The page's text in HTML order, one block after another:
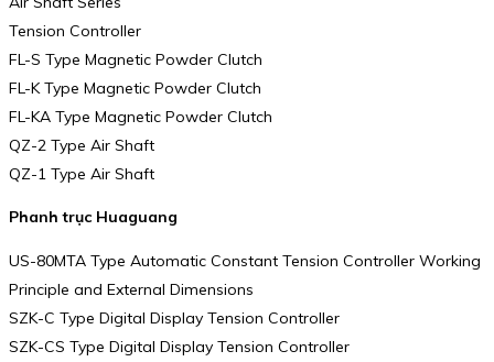
Tension Controller
FL-S Type Magnetic Powder Clutch
FL-K Type Magnetic Powder Clutch
FL-KA Type Magnetic Powder Clutch
QZ-2 Type Air Shaft
QZ-1 Type Air Shaft
Phanh trục Huaguang
US-80MTA Type Automatic Constant Tension Controller Working
Principle and External Dimensions
SZK-C Type Digital Display Tension Controller
SZK-CS Type Digital Display Tension Controller